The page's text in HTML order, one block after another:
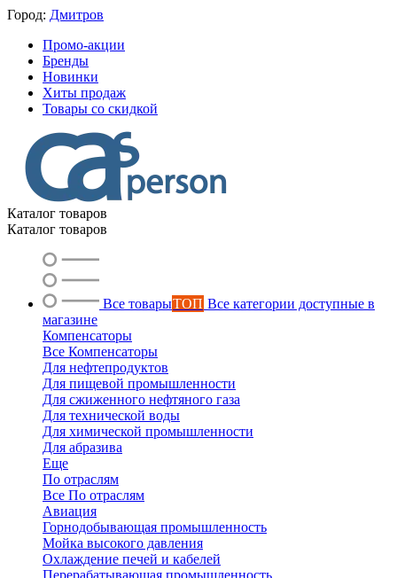
Город: Дмитров
Промо-акции
Бренды
Новинки
Хиты продаж
Товары со скидкой
Каталог товаров
Каталог товаров
Все товарыТОП Все категории доступные в
магазине
Компенсаторы
Все Компенсаторы
Для нефтепродуктов
Для пищевой промышленности
Для сжиженного нефтяного газа
Для технической воды
Для химической промышленности
Для абразива
Еще
По отраслям
Все По отраслям
Авиация
Горнодобывающая промышленность
Мойка высокого давления
Охлаждение печей и кабелей
Перерабатывающая промышленность